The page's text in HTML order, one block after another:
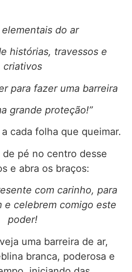
elementais do ar
histórias, travessos e
criativos
para fazer uma barreira
grande proteção!”
cada folha que queimar.
pé no centro desse
e abra os braços:
com carinho, para
e celebrem comigo este
poder!
uma barreira de ar,
branca, poderosa e